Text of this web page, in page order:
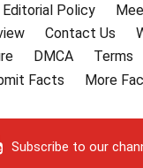
Editorial Policy
Contact Us
DMCA Terms
Facts
More
Subscribe to our